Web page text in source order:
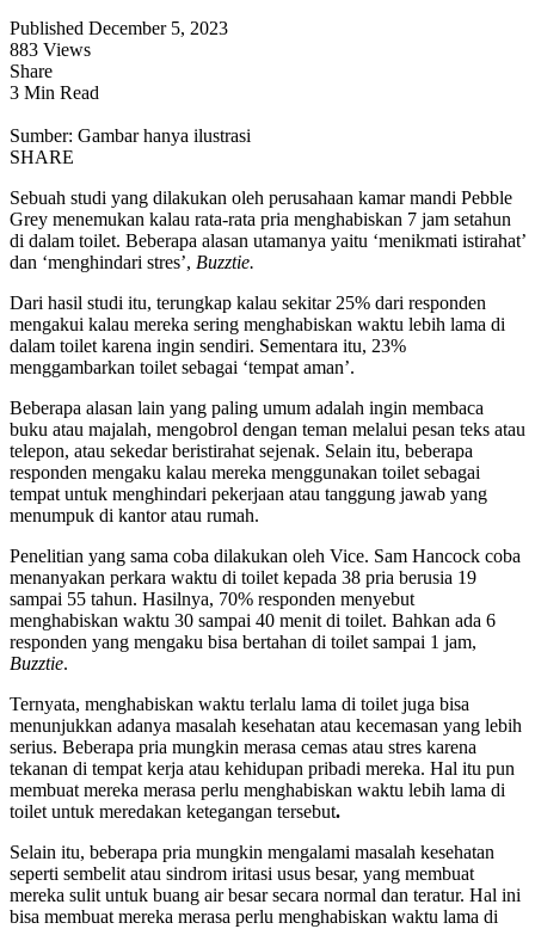
Published December 5, 2023
883 Views
Share
3 Min Read
Sumber: Gambar hanya ilustrasi
SHARE
Sebuah studi yang dilakukan oleh perusahaan kamar mandi Pebble
Grey menemukan kalau rata-rata pria menghabiskan 7 jam setahun
di dalam toilet. Beberapa alasan utamanya yaitu ‘menikmati istirahat’
dan ‘menghindari stres’, Buzztie.
Dari hasil studi itu, terungkap kalau sekitar 25% dari responden
mengakui kalau mereka sering menghabiskan waktu lebih lama di
dalam toilet karena ingin sendiri. Sementara itu, 23%
menggambarkan toilet sebagai ‘tempat aman’.
Beberapa alasan lain yang paling umum adalah ingin membaca
buku atau majalah, mengobrol dengan teman melalui pesan teks atau
telepon, atau sekedar beristirahat sejenak. Selain itu, beberapa
responden mengaku kalau mereka menggunakan toilet sebagai
tempat untuk menghindari pekerjaan atau tanggung jawab yang
menumpuk di kantor atau rumah.
Penelitian yang sama coba dilakukan oleh Vice. Sam Hancock coba
menanyakan perkara waktu di toilet kepada 38 pria berusia 19
sampai 55 tahun. Hasilnya, 70% responden menyebut
menghabiskan waktu 30 sampai 40 menit di toilet. Bahkan ada 6
responden yang mengaku bisa bertahan di toilet sampai 1 jam,
Buzztie.
Ternyata, menghabiskan waktu terlalu lama di toilet juga bisa
menunjukkan adanya masalah kesehatan atau kecemasan yang lebih
serius. Beberapa pria mungkin merasa cemas atau stres karena
tekanan di tempat kerja atau kehidupan pribadi mereka. Hal itu pun
membuat mereka merasa perlu menghabiskan waktu lebih lama di
toilet untuk meredakan ketegangan tersebut.
Selain itu, beberapa pria mungkin mengalami masalah kesehatan
seperti sembelit atau sindrom iritasi usus besar, yang membuat
mereka sulit untuk buang air besar secara normal dan teratur. Hal ini
bisa membuat mereka merasa perlu menghabiskan waktu lama di